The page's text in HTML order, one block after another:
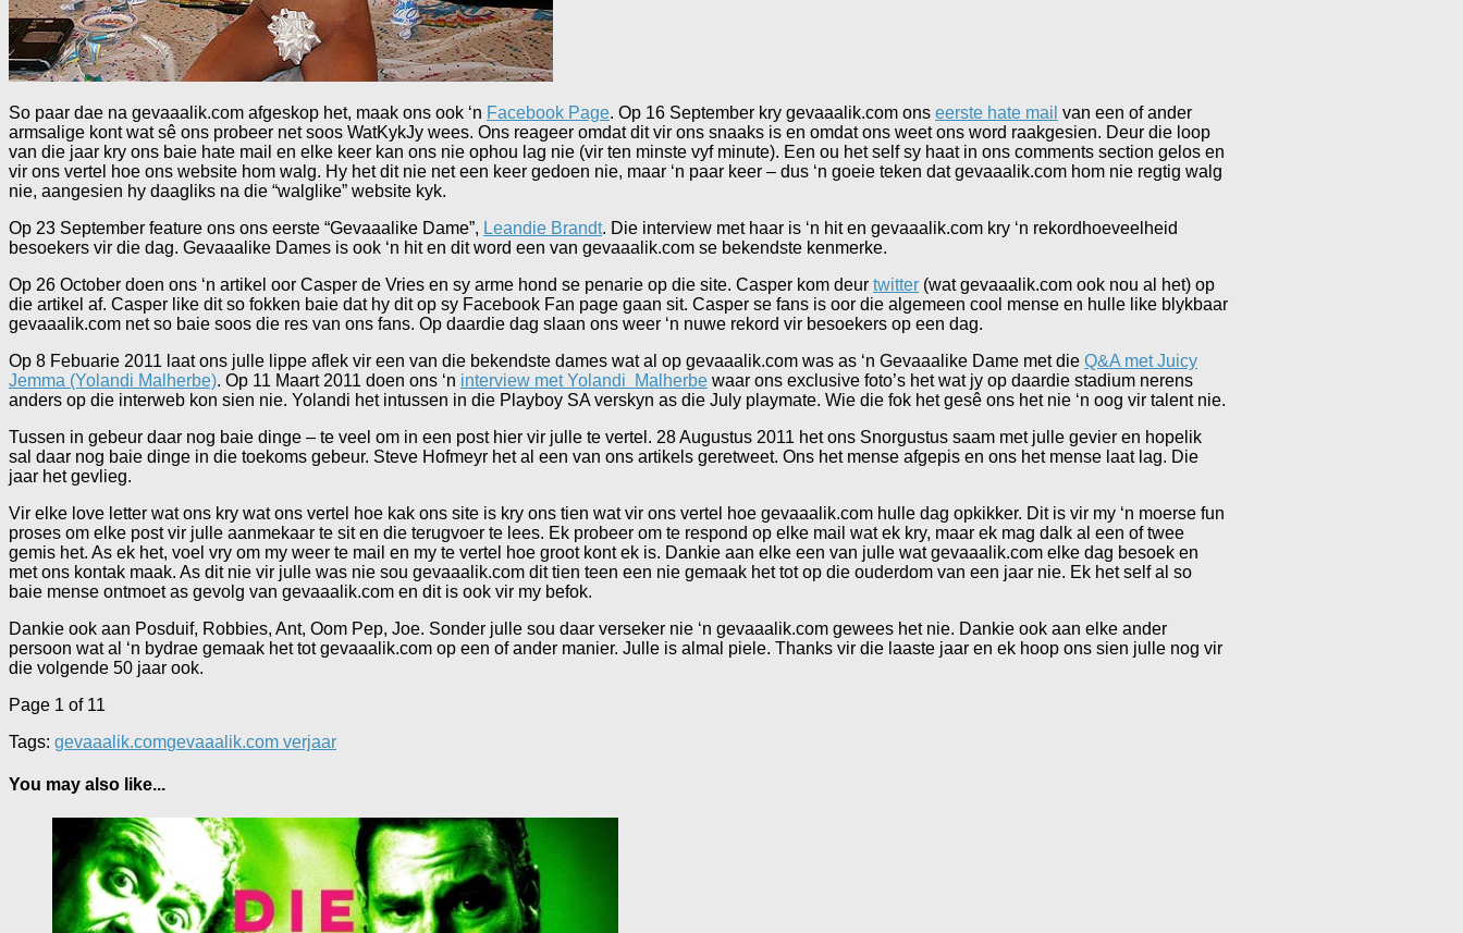
So paar dae na gevaaalik.com afgeskop het, maak ons ook ‘n Facebook Page. Op 16 September kry gevaaalik.com ons eerste hate mail van een of ander
armsalige kont wat sê ons probeer net soos WatKykJy wees. Ons reageer omdat dit vir ons snaaks is en omdat ons weet ons word raakgesien. Deur die loop
van die jaar kry ons baie hate mail en elke keer kan ons nie ophou lag nie (vir ten minste vyf minute). Een ou het self sy haat in ons comments section gelos en
vir ons vertel hoe ons website hom walg. Hy het dit nie net een keer gedoen nie, maar ‘n paar keer – dus ‘n goeie teken dat gevaaalik.com hom nie regtig walg
nie, aangesien hy daagliks na die “walglike” website kyk.
Op 23 September feature ons ons eerste “Gevaaalike Dame”, Leandie Brandt. Die interview met haar is ‘n hit en gevaaalik.com kry ‘n rekordhoeveelheid
besoekers vir die dag. Gevaaalike Dames is ook ‘n hit en dit word een van gevaaalik.com se bekendste kenmerke.
Op 26 October doen ons ‘n artikel oor Casper de Vries en sy arme hond se penarie op die site. Casper kom deur twitter (wat gevaaalik.com ook nou al het) op
die artikel af. Casper like dit so fokken baie dat hy dit op sy Facebook Fan page gaan sit. Casper se fans is oor die algemeen cool mense en hulle like blykbaar
gevaaalik.com net so baie soos die res van ons fans. Op daardie dag slaan ons weer ‘n nuwe rekord vir besoekers op een dag.
Op 8 Febuarie 2011 laat ons julle lippe aflek vir een van die bekendste dames wat al op gevaaalik.com was as ‘n Gevaaalike Dame met die Q&A met Juicy
Jemma (Yolandi Malherbe). Op 11 Maart 2011 doen ons ‘n interview met Yolandi Malherbe waar ons exclusive foto’s het wat jy op daardie stadium nerens
anders op die interweb kon sien nie. Yolandi het intussen in die Playboy SA verskyn as die July playmate. Wie die fok het gesê ons het nie ‘n oog vir talent nie.
Tussen in gebeur daar nog baie dinge – te veel om in een post hier vir julle te vertel. 28 Augustus 2011 het ons Snorgustus saam met julle gevier en hopelik
sal daar nog baie dinge in die toekoms gebeur. Steve Hofmeyr het al een van ons artikels geretweet. Ons het mense afgepis en ons het mense laat lag. Die
jaar het gevlieg.
Vir elke love letter wat ons kry wat ons vertel hoe kak ons site is kry ons tien wat vir ons vertel hoe gevaaalik.com hulle dag opkikker. Dit is vir my ‘n moerse fun
proses om elke post vir julle aanmekaar te sit en die terugvoer te lees. Ek probeer om te respond op elke mail wat ek kry, maar ek mag dalk al een of twee
gemis het. As ek het, voel vry om my weer te mail en my te vertel hoe groot kont ek is. Dankie aan elke een van julle wat gevaaalik.com elke dag besoek en
met ons kontak maak. As dit nie vir julle was nie sou gevaaalik.com dit tien teen een nie gemaak het tot op die ouderdom van een jaar nie. Ek het self al so
baie mense ontmoet as gevolg van gevaaalik.com en dit is ook vir my befok.
Dankie ook aan Posduif, Robbies, Ant, Oom Pep, Joe. Sonder julle sou daar verseker nie ‘n gevaaalik.com gewees het nie. Dankie ook aan elke ander
persoon wat al ‘n bydrae gemaak het tot gevaaalik.com op een of ander manier. Julle is almal piele. Thanks vir die laaste jaar en ek hoop ons sien julle nog vir
die volgende 50 jaar ook.
Page 1 of 11
Tags: gevaaalik.comgevaaalik.com verjaar
You may also like...